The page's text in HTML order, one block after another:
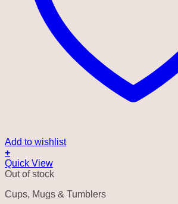
Add to wishlist
+
Quick View
Out of stock
Cups, Mugs & Tumblers